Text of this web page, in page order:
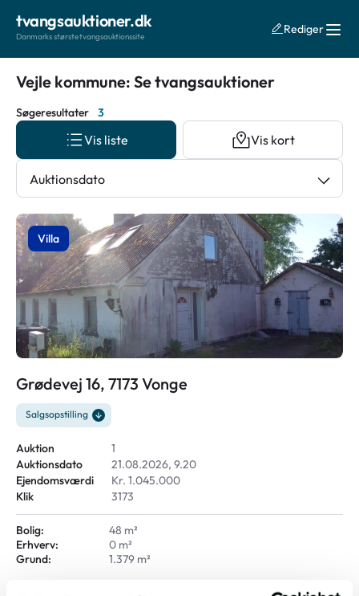
tvangsauktioner.dk
Danmarks største tvangsauktionssite
Rediger
Vejle kommune: Se tvangsauktioner
Søgeresultater 3
Auktionsdato
Vis liste Vis kort
Villa
Grødevej 16, 7173 Vonge
Salgsopstilling
Auktion
1
Auktionsdato
21.08.2026, 9.20
Ejendomsværdi
Kr. 1.045.000
Klik
3173
Bolig:
48 m²
Erhverv:
0 m²
Grund:
1.379 m²